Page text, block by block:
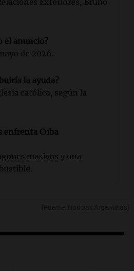
Exteriores, Bruno
el anuncio?
de 2026.
la ayuda?
católica, según la
enfrenta Cuba
masivos y una